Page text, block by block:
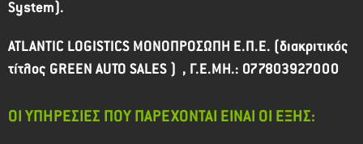
System).
ATLANTIC LOGISTICS ΜΟΝΟΠΡΟΣΩΠΗ Ε.Π.Ε. (διακριτικός
τίτλος GREEN AUTO SALES ) , Γ.Ε.ΜΗ.: 077803927000
ΟΙ ΥΠΗΡΕΣΙΕΣ ΠΟΥ ΠΑΡΕΧΟΝΤΑΙ ΕΙΝΑΙ ΟΙ ΕΞΗΣ: